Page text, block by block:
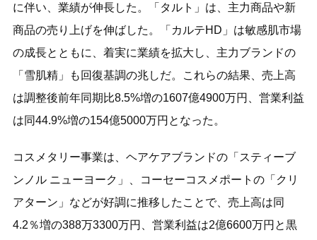
に伴い、業績が伸長した。「タルト」は、主力商品や新
商品の売り上げを伸ばした。「カルテHD」は敏感肌市場
の成長とともに、着実に業績を拡大し、主力ブランドの
「雪肌精」も回復基調の兆しだ。これらの結果、売上高
は調整後前年同期比8.5%増の1607億4900万円、営業利益
は同44.9%増の154億5000万円となった。
コスメタリー事業は、ヘアケアブランドの「スティーブ
ンノル ニューヨーク」、コーセーコスメポートの「クリ
アターン」などが好調に推移したことで、売上高は同
4.2％増の388万3300万円、営業利益は2億6600万円と黒